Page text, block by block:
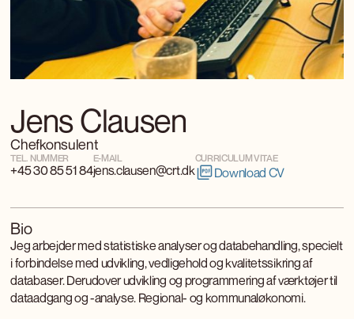
Jens Clausen
Chefkonsulent
TEL. NUMMER
+45 30 85 51 84
E-MAIL
jens.clausen@crt.dk
CURRICULUM VITAE
Download CV
Bio
Jeg arbejder med statistiske analyser og databehandling, specielt
i forbindelse med udvikling, vedligehold og kvalitetssikring af
databaser. Derudover udvikling og programmering af værktøjer til
dataadgang og -analyse. Regional- og kommunaløkonomi.